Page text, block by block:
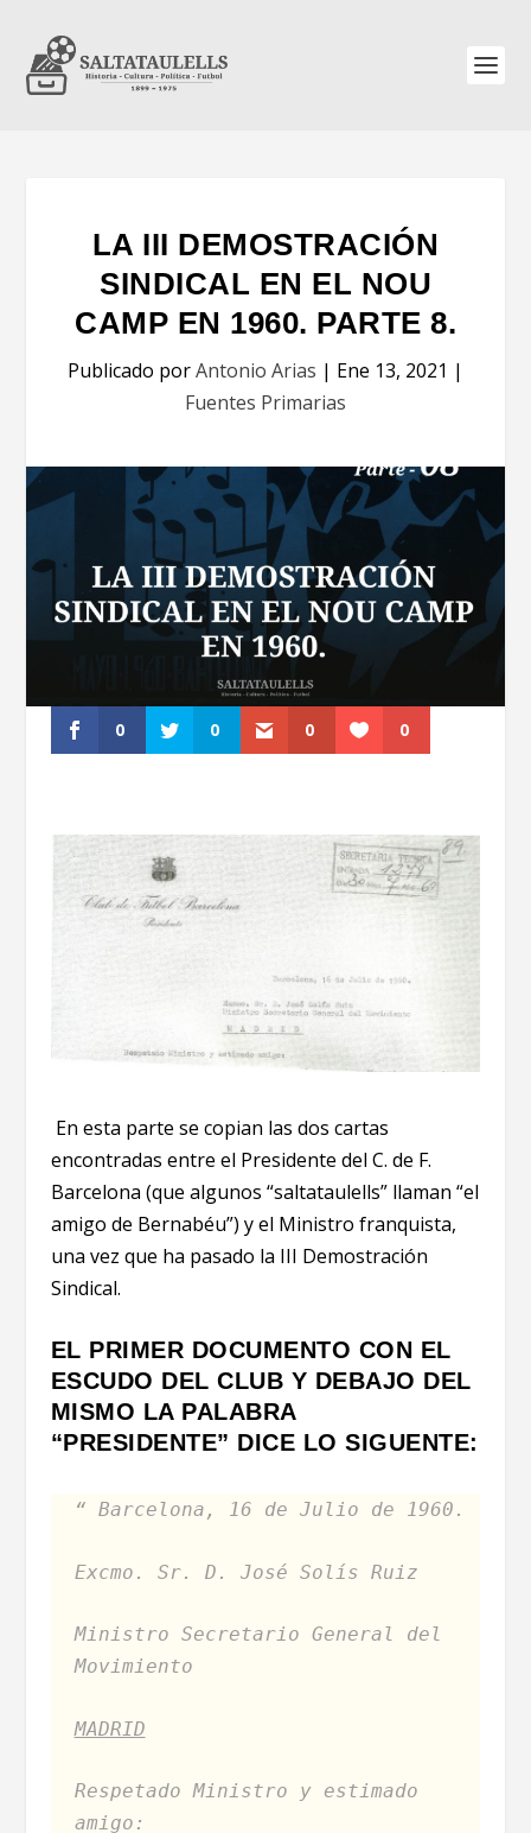
LA III DEMOSTRACIÓN
SINDICAL EN EL NOU
CAMP EN 1960. PARTE 8.
Publicado porAntonio Arias | Ene 13, 2021 |
Fuentes Primarias
0 0 0 0
En esta parte se copian las dos cartas
encontradas entre el Presidente del C. de F.
Barcelona (que algunos “saltataulells” llaman “el
amigo de Bernabéu”) y el Ministro franquista,
una vez que ha pasado la III Demostración
Sindical.
EL PRIMER DOCUMENTO CON EL
ESCUDO DEL CLUB Y DEBAJO DEL
MISMO LA PALABRA
“PRESIDENTE” DICE LO SIGUENTE:
“ Barcelona, 16 de Julio de 1960.
Excmo. Sr. D. José Solís Ruiz
Ministro Secretario General del
Movimiento
MADRID
Respetado Ministro y estimado
amigo: